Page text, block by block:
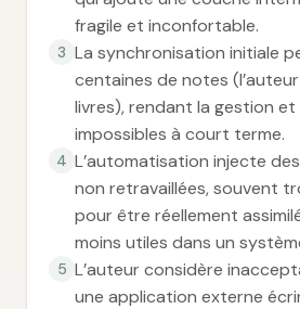
fragile et inconfortable.
3 La synchronisation initiale
centaines de notes
livres), rendant la gestion
impossibles à court terme.
4 L’automatisation injecte
non retravaillées, souvent
pour être réellement
moins utiles dans un
5 L’auteur considère
une application externe